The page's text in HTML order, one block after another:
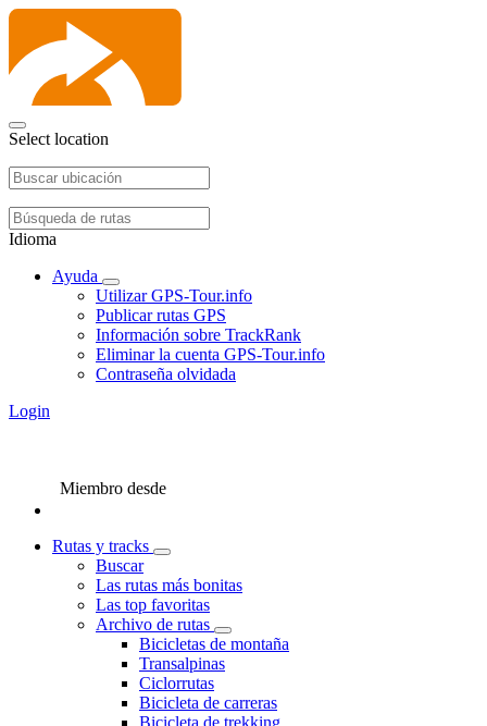
Select location
Idioma
Ayuda
Utilizar GPS-Tour.info
Publicar rutas GPS
Información sobre TrackRank
Eliminar la cuenta GPS-Tour.info
Contraseña olvidada
Login
Miembro desde
Rutas y tracks
Buscar
Las rutas más bonitas
Las top favoritas
Archivo de rutas
Bicicletas de montaña
Transalpinas
Ciclorrutas
Bicicleta de carreras
Bicicleta de trekking